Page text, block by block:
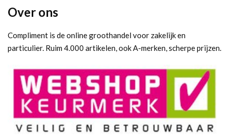
Over ons
Compliment is de online groothandel voor zakelijk en
particulier. Ruim 4.000 artikelen, ook A-merken, scherpe prijzen.